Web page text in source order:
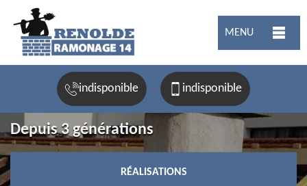
MENU
indisponible indisponible
Depuis 3 générations
RÉALISATIONS